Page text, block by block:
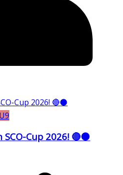
U9
Cup 2026! 🔴⚫